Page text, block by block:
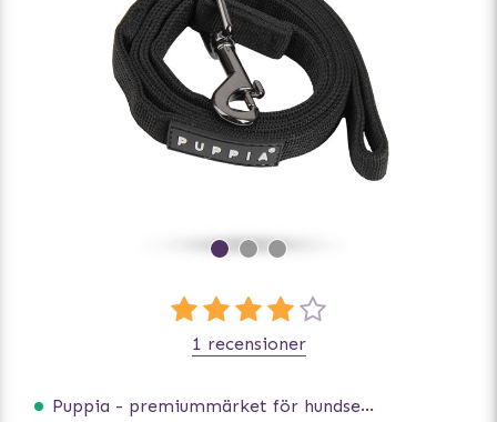
Puppia - premiummärket för hundselar
1 recensioner